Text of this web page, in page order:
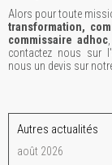
Alors pour toute
transformation,
commissaire adhoc
contactez nous sur
nous un devis sur
Autres actualités
août 2026